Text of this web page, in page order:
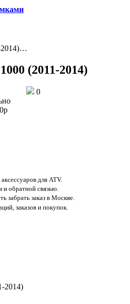
2014)…
(2011-2014)
0
p
для ATV.
и обратной связью.
забрать заказ в Москве.
заказов и покупок.
2014)